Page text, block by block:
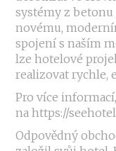
systémy z betonu
novému,
spojení s naším
lze hotelové
realizovat rychle,
Pro více
na https://
Odpovědný